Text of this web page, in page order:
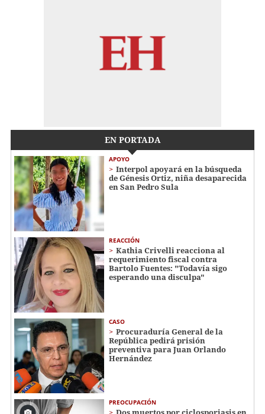
EN PORTADA
APOYO
Interpol apoyará en la búsqueda
de Génesis Ortiz, niña desaparecida
en San Pedro Sula
REACCIÓN
Kathia Crivelli reacciona al
requerimiento fiscal contra
Bartolo Fuentes: "Todavía sigo
esperando una disculpa"
CASO
Procuraduría General de la
República pedirá prisión
preventiva para Juan Orlando
Hernández
PREOCUPACIÓN